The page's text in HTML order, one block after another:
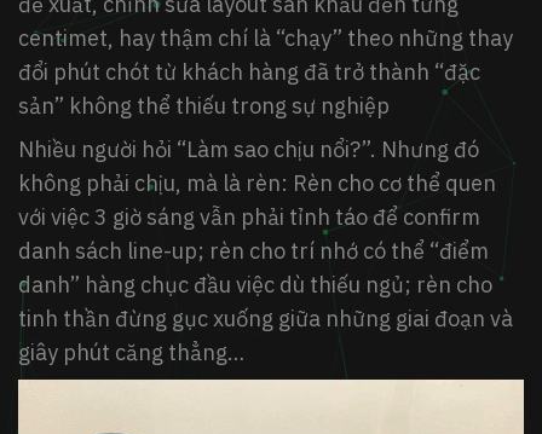
centimet, hay thậm chí là “chạy” theo những thay
đổi phút chót từ khách hàng đã trở thành “đặc
sản” không thể thiếu trong sự nghiệp
Nhiều người hỏi “Làm sao chịu nổi?”. Nhưng đó
không phải chịu, mà là rèn: Rèn cho cơ thể quen
với việc 3 giờ sáng vẫn phải tỉnh táo để confirm
danh sách line-up; rèn cho trí nhớ có thể “điểm
danh” hàng chục đầu việc dù thiếu ngủ; rèn cho
tinh thần đừng gục xuống giữa những giai đoạn và
giây phút căng thẳng…